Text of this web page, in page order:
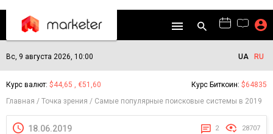
Вс, 9 августа 2026, 10:00 UA RU
Курс валют: $44,65 , €51,60 Курс Биткоин: $64835
Главная
Точка зрения Самые популярные поисковые системы в 2019
18.06.2019 2 28707